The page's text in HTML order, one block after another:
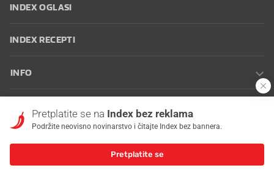
INDEX OGLASI
INDEX RECEPTI
INFO
korištenja
Postavke kolačića
© 2026 Index
Pretplatite se na Index bez reklama
Podržite neovisno novinarstvo i čitajte Index bez bannera.
Pretplatite se